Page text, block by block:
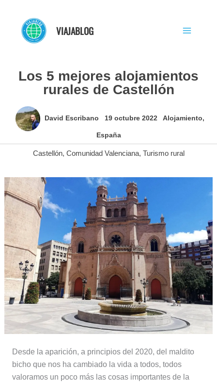
contenido
VIAJABLOG
Los 5 mejores alojamientos
rurales de Castellón
David Escribano 19 octubre 2022 Alojamiento,
España
Castellón, Comunidad Valenciana, Turismo rural
Desde la aparición, a principios del 2020, del maldito
bicho que nos ha cambiado la vida a todos, todos
valoramos un poco más las cosas importantes de la